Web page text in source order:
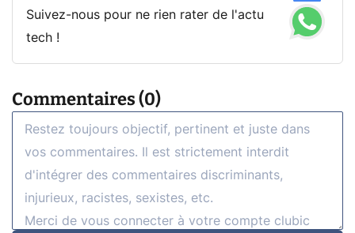
Suivez-nous pour ne rien rater de l'actu
tech !
Commentaires (0)